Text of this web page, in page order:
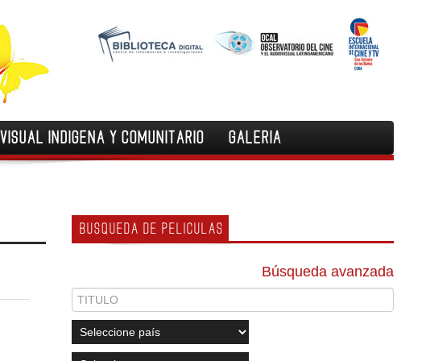
INDIGENA Y COMUNITARIO GALERIA
BUSQUEDA DE PELICULAS
Búsqueda avanzada